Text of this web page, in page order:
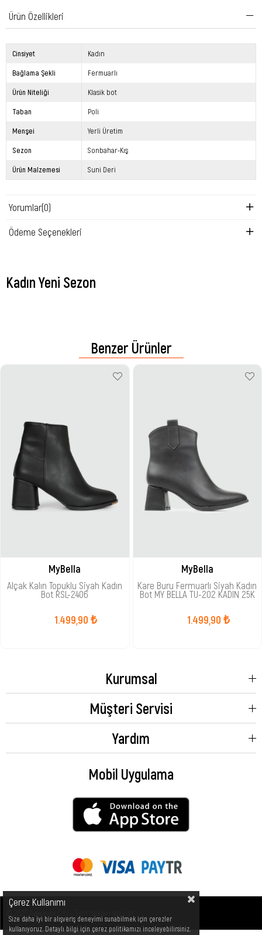
Ürün Özellikleri
Cinsiyet Kadın
Bağlama Şekli Fermuarlı
Ürün Niteliği Klasik bot
Taban Poli
Menşei Yerli Üretim
Sezon Sonbahar-Kış
Ürün Malzemesi Suni Deri
Yorumlar(0)
Ödeme Seçenekleri
Kadın Yeni Sezon
Benzer Ürünler
MyBella
Alçak Kalın Topuklu Siyah Kadın
Bot RSL-2406
1.499,90 ₺
MyBella
Kare Buru Fermuarlı Siyah Kadın
Bot MY BELLA TU-202 KADIN 25K
1.499,90 ₺
Kurumsal
Müşteri Servisi
Yardım
Mobil Uygulama
Çerez Kullanımı
Size daha iyi bir alışveriş deneyimi sunabilmek için çerezler
kullanıyoruz. Detaylı bilgi için çerez politikamızı inceleyebilirsiniz.